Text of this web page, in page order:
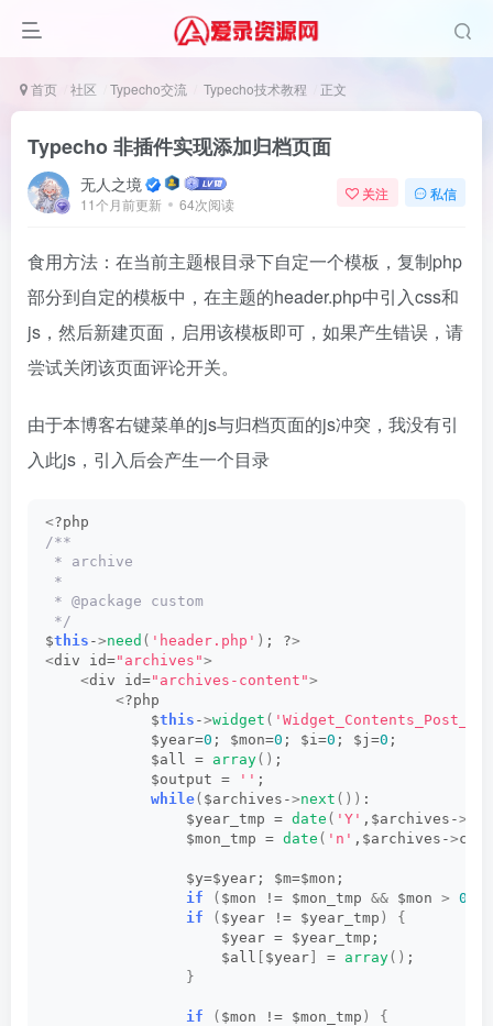
首页 社区 Typecho交流 Typecho技术教程 正文
Typecho 非插件实现添加归档页面
无人之境
11个月前更新 64次阅读
关注 私信
食用方法：在当前主题根目录下自定一个模板，复制php
部分到自定的模板中，在主题的header.php中引入css和
js，然后新建页面，启用该模板即可，如果产生错误，请
尝试关闭该页面评论开关。
由于本博客右键菜单的js与归档页面的js冲突，我没有引
入此js，引入后会产生一个目录
<?php
/**
* archive
*
* @package custom
*/
$this ->need ( 'header.php' ) ; ?>
<div id="archives">
<div id="archives-content">
<?php
            $
this ->widget (
            $year=
0 ; $mon=0 ; $i=0 ; $j=0 ;
            $all =
array() ;
            $output =
'' ;
while( $archives->next ()) :
                $year_tmp =
date ( 'Y' ,$archives->
                $mon_tmp =
date ( 'n' ,$archives->
                $y=$year; $m=$mon;
if
( $mon != $mon_tmp && $mon > 0
if
( $year != $year_tmp )
{
                    $year = $year_tmp;
                    $all
$year = array() ;
}
if ( $mon != $mon_tmp )
{